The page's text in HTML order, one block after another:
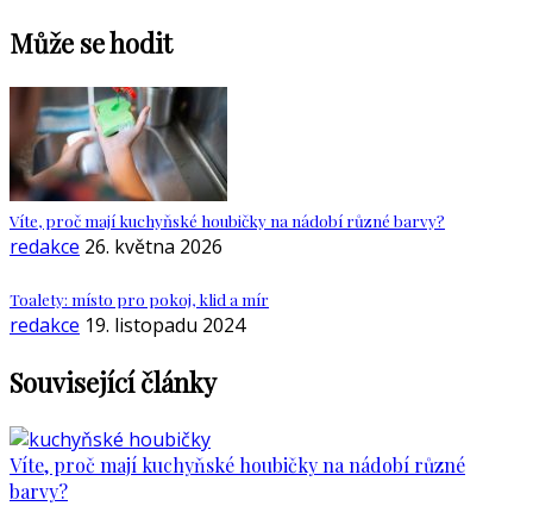
Může se hodit
Víte, proč mají kuchyňské houbičky na nádobí různé barvy?
redakce 26. května 2026
Toalety: místo pro pokoj, klid a mír
redakce 19. listopadu 2024
Související články
Víte, proč mají kuchyňské houbičky na nádobí různé
barvy?